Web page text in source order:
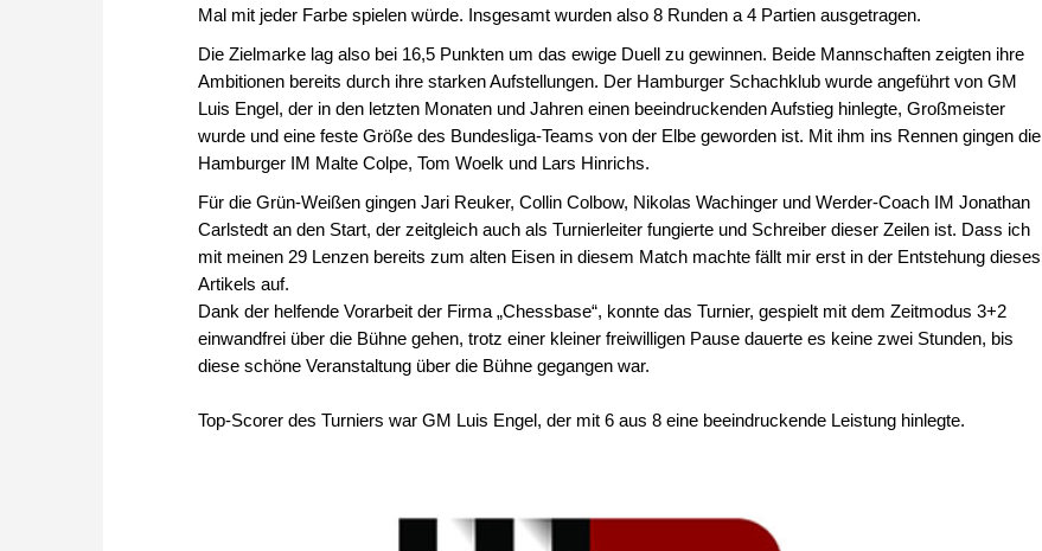
Mal mit jeder Farbe spielen würde. Insgesamt wurden also 8 Runden a 4 Partien ausgetragen.
Die Zielmarke lag also bei 16,5 Punkten um das ewige Duell zu gewinnen. Beide Mannschaften zeigten ihre
Ambitionen bereits durch ihre starken Aufstellungen. Der Hamburger Schachklub wurde angeführt von GM
Luis Engel, der in den letzten Monaten und Jahren einen beeindruckenden Aufstieg hinlegte, Großmeister
wurde und eine feste Größe des Bundesliga-Teams von der Elbe geworden ist. Mit ihm ins Rennen gingen die
Hamburger IM Malte Colpe, Tom Woelk und Lars Hinrichs.
Für die Grün-Weißen gingen Jari Reuker, Collin Colbow, Nikolas Wachinger und Werder-Coach IM Jonathan
Carlstedt an den Start, der zeitgleich auch als Turnierleiter fungierte und Schreiber dieser Zeilen ist. Dass ich
mit meinen 29 Lenzen bereits zum alten Eisen in diesem Match machte fällt mir erst in der Entstehung dieses
Artikels auf.
Dank der helfende Vorarbeit der Firma „Chessbase“, konnte das Turnier, gespielt mit dem Zeitmodus 3+2
einwandfrei über die Bühne gehen, trotz einer kleiner freiwilligen Pause dauerte es keine zwei Stunden, bis
diese schöne Veranstaltung über die Bühne gegangen war.
Top-Scorer des Turniers war GM Luis Engel, der mit 6 aus 8 eine beeindruckende Leistung hinlegte.